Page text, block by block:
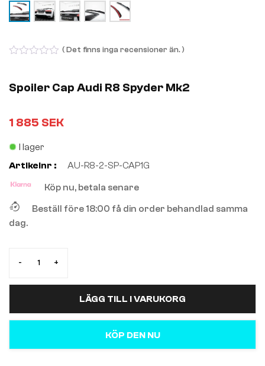
of
5
( Det finns inga recensioner än. )
Spoiler Cap Audi R8 Spyder Mk2
1 885 SEK
I lager
Artikelnr :
AU-R8-2-SP-CAP1G
Köp nu, betala senare
Beställ före 18:00 få din order behandlad samma
dag.
- +
LÄGG TILL I VARUKORG
KÖP DEN NU